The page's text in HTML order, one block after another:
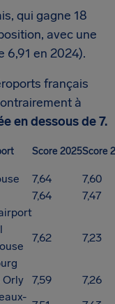
qui gagne 18
avec une
6,91 en 2024).
français
à
en dessous de 7.
Score 2025Score
7,64
7,60
7,64 7,47
7,62 7,23
Orly 7,59
7,26